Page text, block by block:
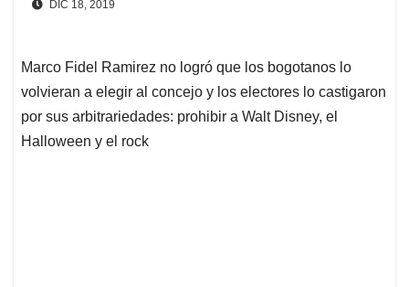
DIC 18, 2019
Marco Fidel Ramirez no logró que los bogotanos lo
volvieran a elegir al concejo y los electores lo castigaron
por sus arbitrariedades: prohibir a Walt Disney, el
Halloween y el rock